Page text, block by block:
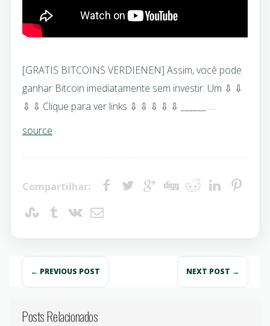
[GRATIS BITCOINS VERDIENEN] Assim, você pode
ganhar Bitcoin imediatamente sem investir. Um ⇩ ⇩
⇩ ⇩ Clique para ver links ⇩ ⇩ ⇩ ⇩ ⇩ ______ …
source
Compartilhar:
← PREVIOUS POST NEXT POST →
Posts Relacionados